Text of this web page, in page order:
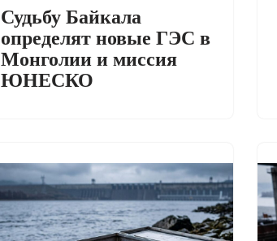
Судьбу Байкала
определят новые ГЭС в
Монголии и миссия
ЮНЕСКО